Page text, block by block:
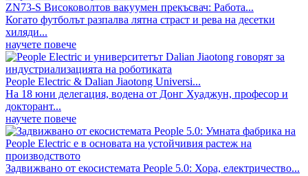
ZN73-S Високоволтов вакуумен прекъсвач: Работа...
Когато футболът разпалва лятна страст и рева на десетки
хиляди...
научете повече
People Electric & Dalian Jiaotong Universi...
На 18 юни делегация, водена от Донг Хуаджун, професор и
докторант...
научете повече
Задвижвано от екосистемата People 5.0: Хора, електричество...